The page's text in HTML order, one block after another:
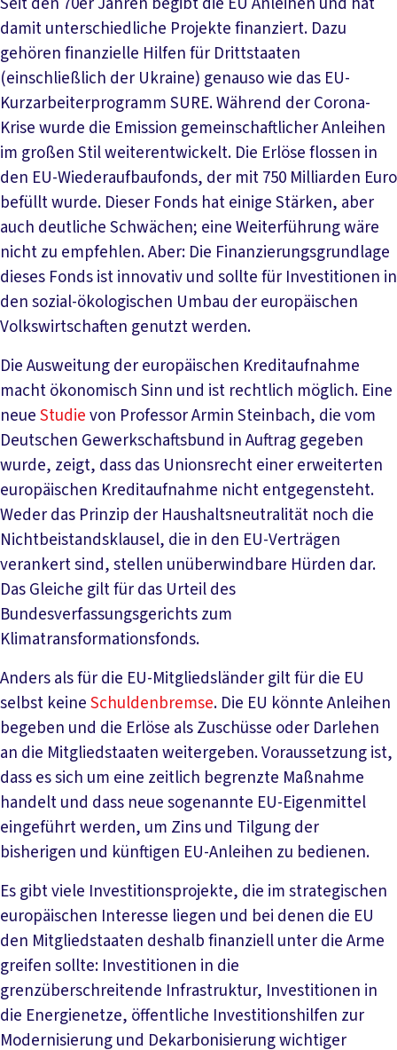
damit unterschiedliche Projekte finanziert. Dazu
gehören finanzielle Hilfen für Drittstaaten
(einschließlich der Ukraine) genauso wie das EU-
Kurzarbeiterprogramm SURE. Während der Corona-
Krise wurde die Emission gemeinschaftlicher Anleihen
im großen Stil weiterentwickelt. Die Erlöse flossen in
den EU-Wiederaufbaufonds, der mit 750 Milliarden Euro
befüllt wurde. Dieser Fonds hat einige Stärken, aber
auch deutliche Schwächen; eine Weiterführung wäre
nicht zu empfehlen. Aber: Die Finanzierungsgrundlage
dieses Fonds ist innovativ und sollte für Investitionen in
den sozial-ökologischen Umbau der europäischen
Volkswirtschaften genutzt werden.
Die Ausweitung der europäischen Kreditaufnahme
macht ökonomisch Sinn und ist rechtlich möglich. Eine
neueStudievon Professor Armin Steinbach, die vom
Deutschen Gewerkschaftsbund in Auftrag gegeben
wurde, zeigt, dass das Unionsrecht einer erweiterten
europäischen Kreditaufnahme nicht entgegensteht.
Weder das Prinzip der Haushaltsneutralität noch die
Nichtbeistandsklausel, die in den EU-Verträgen
verankert sind, stellen unüberwindbare Hürden dar.
Das Gleiche gilt für das Urteil des
Bundesverfassungsgerichts zum
Klimatransformationsfonds.
Anders als für die EU-Mitgliedsländer gilt für die EU
selbst keineSchuldenbremse. Die EU könnte Anleihen
begeben und die Erlöse als Zuschüsse oder Darlehen
an die Mitgliedstaaten weitergeben. Voraussetzung ist,
dass es sich um eine zeitlich begrenzte Maßnahme
handelt und dass neue sogenannte EU-Eigenmittel
eingeführt werden, um Zins und Tilgung der
bisherigen und künftigen EU-Anleihen zu bedienen.
Es gibt viele Investitionsprojekte, die im strategischen
europäischen Interesse liegen und bei denen die EU
den Mitgliedstaaten deshalb finanziell unter die Arme
greifen sollte: Investitionen in die
grenzüberschreitende Infrastruktur, Investitionen in
die Energienetze, öffentliche Investitionshilfen zur
Modernisierung und Dekarbonisierung wichtiger